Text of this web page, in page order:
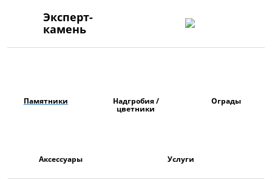
Эксперт-
камень
Памятники Надгробия /
цветники
Ограды
Аксессуары Услуги